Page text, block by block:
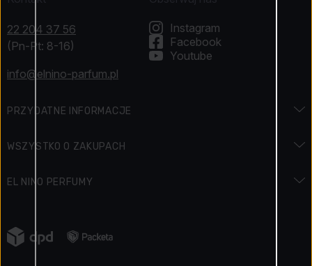
22 204 37 56
(Pn-Pt: 8-16)
info@elnino-parfum.pl
PRZYDATNE INFORMACJE
Święta i promocje
Jak zbieramy opinie o produktach
WSZYSTKO O ZAKUPACH
Zwroty
Reklamacja towaru
EL NINO PERFUMY
Napisali o nas
Instagram
Facebook
Youtube